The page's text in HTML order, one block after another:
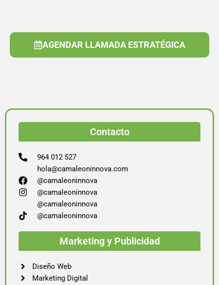
AGENDAR LLAMADA ESTRATÉGICA
Contacto
964 012 527
hola@camaleoninnova.com
@camaleoninnova
@camaleoninnova
@camaleoninnova
@camaleoninnova
Marketing y Publicidad
Diseño Web
Marketing Digital